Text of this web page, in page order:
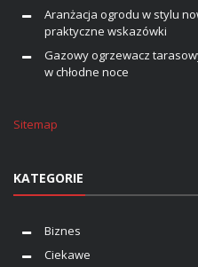
Aranżacja ogrodu w stylu
praktyczne wskazówki
Gazowy ogrzewacz
w chłodne noce
Sitemap
KATEGORIE
Biznes
Ciekawe